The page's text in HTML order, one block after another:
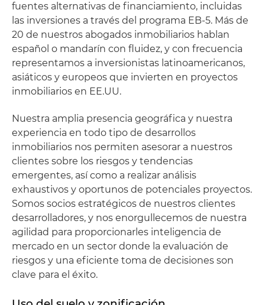
fuentes alternativas de financiamiento, incluidas
las inversiones a través del programa EB-5. Más de
20 de nuestros abogados inmobiliarios hablan
español o mandarín con fluidez, y con frecuencia
representamos a inversionistas latinoamericanos,
asiáticos y europeos que invierten en proyectos
inmobiliarios en EE.UU.
Nuestra amplia presencia geográfica y nuestra
experiencia en todo tipo de desarrollos
inmobiliarios nos permiten asesorar a nuestros
clientes sobre los riesgos y tendencias
emergentes, así como a realizar análisis
exhaustivos y oportunos de potenciales proyectos.
Somos socios estratégicos de nuestros clientes
desarrolladores, y nos enorgullecemos de nuestra
agilidad para proporcionarles inteligencia de
mercado en un sector donde la evaluación de
riesgos y una eficiente toma de decisiones son
clave para el éxito.